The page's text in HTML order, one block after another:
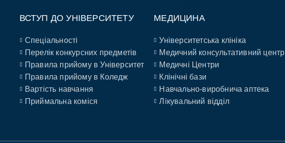
ВСТУП ДО УНІВЕРСИТЕТУ
Спеціальності
Перелік конкурсних предметів
Правила прийому в Університет
Правила прийому в Коледж
Вартість навчання
Приймальна коміся
МЕДИЦИНА
Університетська клініка
Медичний консультативний центр
Медичні Центри
Клінічні бази
Навчально-виробнича аптека
Лікувальний відділ